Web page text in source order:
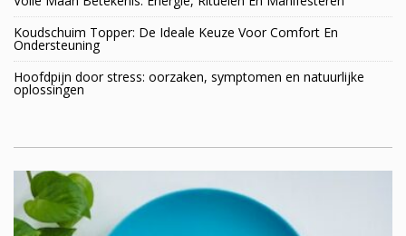
Koudschuim Topper: De Ideale Keuze Voor Comfort En
Ondersteuning
Hoofdpijn door stress: oorzaken, symptomen en natuurlijke
oplossingen